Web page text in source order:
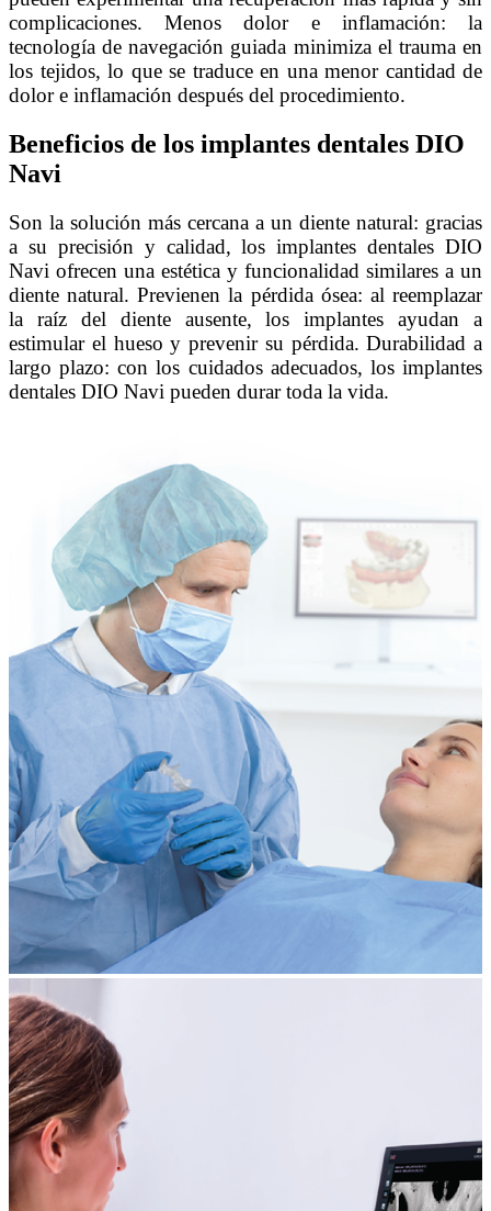
complicaciones. Menos dolor e inflamación: la
tecnología de navegación guiada minimiza el trauma en
los tejidos, lo que se traduce en una menor cantidad de
dolor e inflamación después del procedimiento.
Beneficios de los implantes dentales DIO
Navi
Son la solución más cercana a un diente natural: gracias
a su precisión y calidad, los implantes dentales DIO
Navi ofrecen una estética y funcionalidad similares a un
diente natural. Previenen la pérdida ósea: al reemplazar
la raíz del diente ausente, los implantes ayudan a
estimular el hueso y prevenir su pérdida. Durabilidad a
largo plazo: con los cuidados adecuados, los implantes
dentales DIO Navi pueden durar toda la vida.